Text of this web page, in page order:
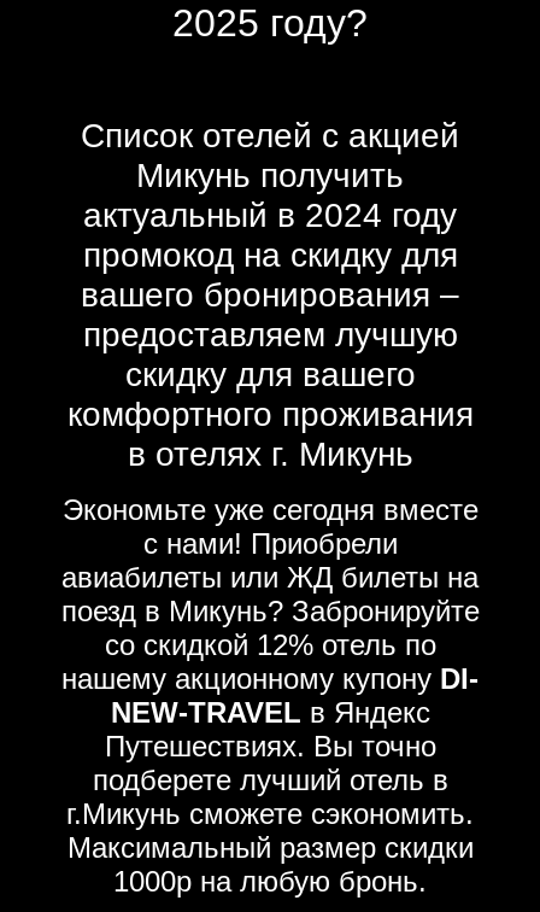
2025 году?
Список отелей с акцией
Микунь получить
актуальный в 2024 году
промокод на скидку для
вашего бронирования –
предоставляем лучшую
скидку для вашего
комфортного проживания
в отелях г. Микунь
Экономьте уже сегодня вместе
с нами! Приобрели
авиабилеты или ЖД билеты на
поезд в Микунь? Забронируйте
со скидкой 12% отель по
нашему акционному купону DI-
NEW-TRAVEL в Яндекс
Путешествиях. Вы точно
подберете лучший отель в
г.Микунь сможете сэкономить.
Максимальный размер скидки
1000р на любую бронь.